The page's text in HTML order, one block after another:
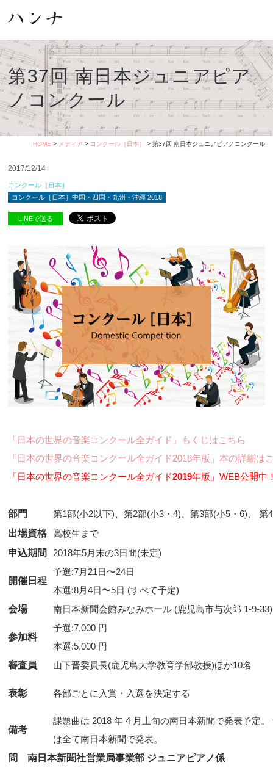
第37回 南日本ジュニアピア
ノコンクール
HOME > メディア > コンクール［日本］ > 第37回 南日本ジュニアピアノコンクール
2017/12/14
コンクール［日本］
コンクール［日本］中国・四国・九州・沖縄 2018
LINEで送る
「日本の世界の音楽コンクール全ガイド」もくじはこちら
「日本の世界の音楽コンクール全ガイド2018年版」本の詳細は
「日本の世界の音楽コンクール全ガイド2019年版」WEB公開中
部門
第1部(小2以下)、第2部(小3・4)、第3部(小5・6)、 第
出場資格
高校生まで
申込期間
2018年5月末の3日間(未定)
開催日程
予選:7月21日〜24日
本選:8月4日〜5日 (すべて予定)
会場
南日本新聞会館みなみホール (鹿児島市与次郎 1-9-33)
参加料
予選:7,000 円
本選:5,000 円
審査員
山下晋委員長(鹿児島大学教育学部教授)ほか10名
表彰
備考
課題曲は 2018 年 4 月上旬の南日本新聞で発表予定
は全て南日本新聞で発表。
問 南日本新聞社営業局事業部 ジュニアピアノ係